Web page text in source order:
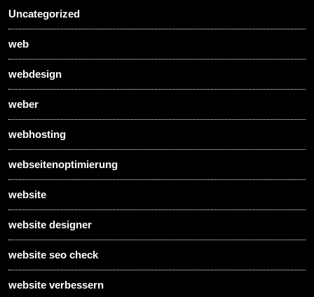
Uncategorized
web
webdesign
weber
webhosting
webseitenoptimierung
website
website designer
website seo check
website verbessern